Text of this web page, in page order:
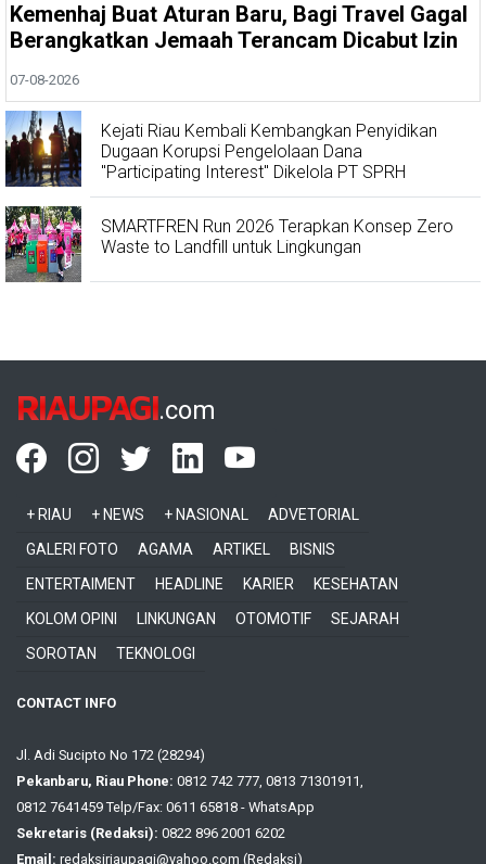
Kemenhaj Buat Aturan Baru, Bagi Travel Gagal
Berangkatkan Jemaah Terancam Dicabut Izin
07-08-2026
Kejati Riau Kembali Kembangkan Penyidikan
Dugaan Korupsi Pengelolaan Dana
"Participating Interest" Dikelola PT SPRH
SMARTFREN Run 2026 Terapkan Konsep Zero
Waste to Landfill untuk Lingkungan
RIAUPAGI.com
+ RIAU + NEWS + NASIONAL
ADVETORIAL
GALERI FOTO
AGAMA ARTIKEL
BISNIS
ENTERTAIMENT
HEADLINE KARIER
KESEHATAN
KOLOM OPINI
LINKUNGAN OTOMOTIF
SEJARAH
SOROTAN
TEKNOLOGI
CONTACT INFO
Jl. Adi Sucipto No 172 (28294)
Pekanbaru, Riau Phone: 0812 742 777, 0813 71301911,
0812 7641459 Telp/Fax: 0611 65818 - WhatsApp
Sekretaris (Redaksi): 0822 896 2001 6202
Email: redaksiriaupagi@yahoo.com (Redaksi)